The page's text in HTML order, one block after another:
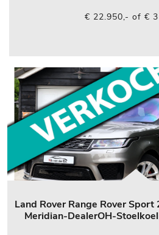
€ 22.950,- of €
Land Rover Range Rover
Meridian-DealerOH-